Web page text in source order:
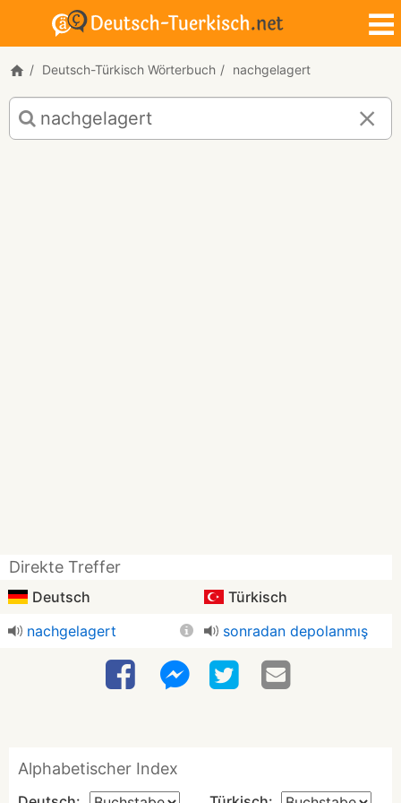
Deutsch-Türkisch Wörterbuch nachgelagert
Deutsch-
Türkisch
Übersetzung
Direkte Treffer
Deutsch
Türkisch
nachgelagert
sonradan depolanmış
Alphabetischer Index